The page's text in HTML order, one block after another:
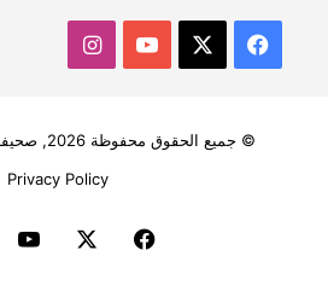
فيسبوك ‫YouTubeانستقرام
© جميع الحقوق محفوظة 2026, صحيفة توووفة الالكترونية
Privacy Policy
فيسبوك